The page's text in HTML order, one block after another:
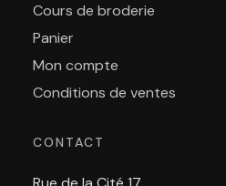
Cours de broderie
Panier
Mon compte
Conditions de ventes
CONTACT